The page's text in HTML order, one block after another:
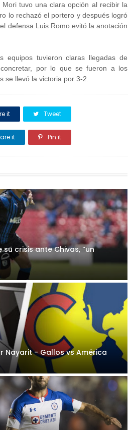
tuvo una clara opción al recibir la
lo rechazó el portero y después logró
defensa Luis Romo evitó la anotación
equipos tuvieron claras llegadas de
por lo que se fueron a los
se llevó la victoria por 3-2.
it Tweet
it Pin it
crisis ante Chivas, “un
Nayarit - Gallos vs América